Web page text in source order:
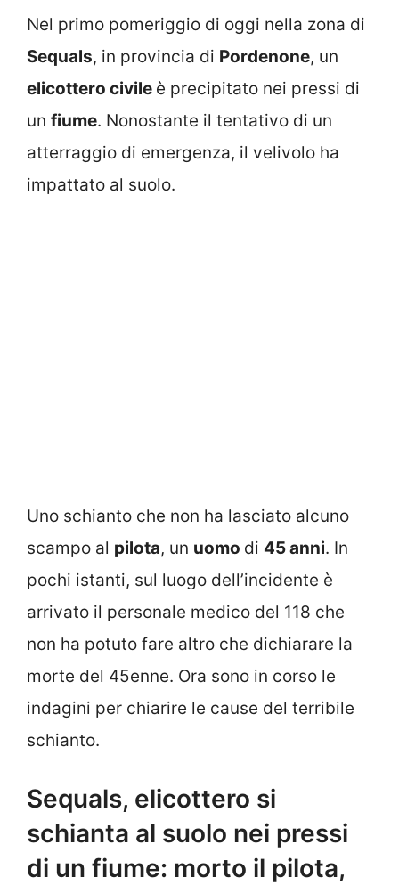
Nel primo pomeriggio di oggi nella zona di
Sequals, in provincia di Pordenone, un
elicottero civile è precipitato nei pressi di
un fiume. Nonostante il tentativo di un
atterraggio di emergenza, il velivolo ha
impattato al suolo.
Uno schianto che non ha lasciato alcuno
scampo al pilota, un uomo di 45 anni. In
pochi istanti, sul luogo dell’incidente è
arrivato il personale medico del 118 che
non ha potuto fare altro che dichiarare la
morte del 45enne. Ora sono in corso le
indagini per chiarire le cause del terribile
schianto.
Sequals, elicottero si
schianta al suolo nei pressi
di un fiume: morto il pilota,